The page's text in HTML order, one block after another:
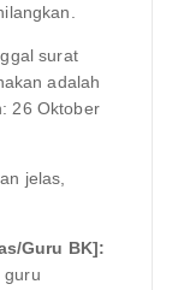
surat
adalah
26 Oktober
jelas,
Guru BK]:
guru